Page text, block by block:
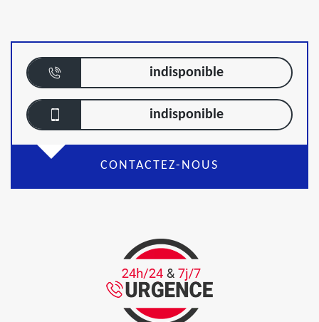
indisponible
indisponible
CONTACTEZ-NOUS